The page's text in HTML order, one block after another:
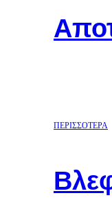
ΠΕΡΙΣΣΟΤΕΡΑ